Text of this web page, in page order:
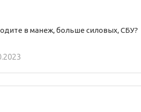
в манеж, больше силовых, СБУ?